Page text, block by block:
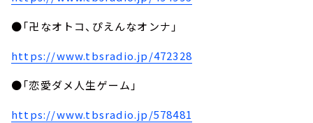
●「卍なオトコ、ぴえんなオンナ」
https://www.tbsradio.jp/472328
●「恋愛ダメ人生ゲーム」
https://www.tbsradio.jp/578481